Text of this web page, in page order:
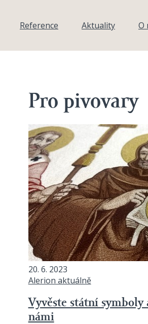
Reference Aktuality O
Pro pivovary
20. 6. 2023
Alerion aktuálně
Vyvěste státní symboly
námi